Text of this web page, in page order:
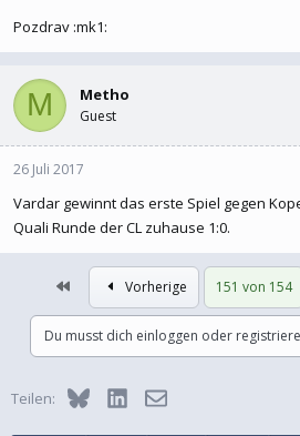
Pozdrav :mk1:
M Metho
Guest
26 Juli 2017
Vardar gewinnt das erste Spiel gegen
Quali Runde der CL zuhause 1:0.
Vorherige 151 von 154
Du musst dich einloggen oder
Teilen: BlueskyLinkedInE-Mail